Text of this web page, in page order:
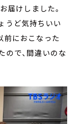
届けしました。
うど気持ちいい
前におこなった
ので、間違いのな